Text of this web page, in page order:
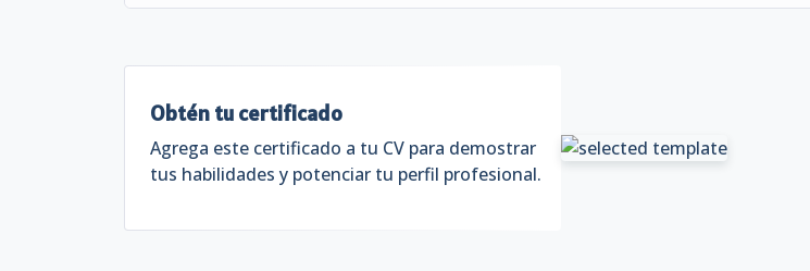
Obtén tu certificado
Agrega este certificado a tu CV para demostrar
tus habilidades y potenciar tu perfil profesional.